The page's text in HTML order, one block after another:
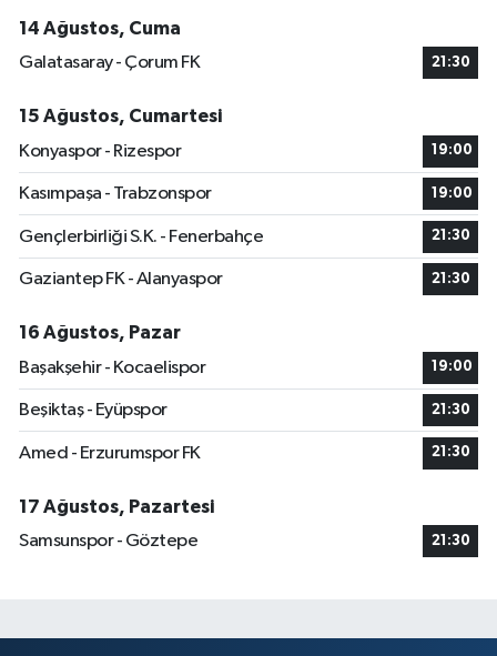
14 Ağustos, Cuma
Galatasaray - Çorum FK
21:30
15 Ağustos, Cumartesi
Konyaspor - Rizespor
19:00
Kasımpaşa - Trabzonspor 19:00
Gençlerbirliği S.K. - Fenerbahçe 21:30
Gaziantep FK - Alanyaspor 21:30
16 Ağustos, Pazar
Başakşehir - Kocaelispor
19:00
Beşiktaş - Eyüpspor 21:30
Amed - Erzurumspor FK 21:30
17 Ağustos, Pazartesi
Samsunspor - Göztepe
21:30